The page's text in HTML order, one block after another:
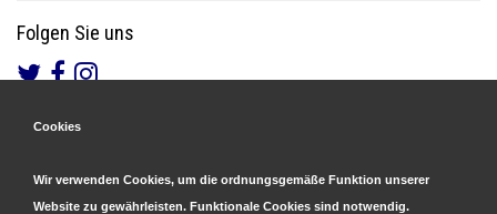
Folgen Sie uns
Cookies
Wir verwenden Cookies, um die ordnungsgemäße Funktion unserer
Website zu gewährleisten. Funktionale Cookies sind notwendig.